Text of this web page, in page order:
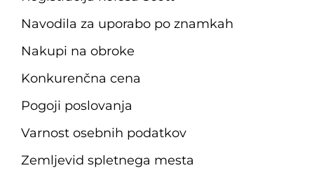
Navodila za uporabo po znamkah
Nakupi na obroke
Konkurenčna cena
Pogoji poslovanja
Varnost osebnih podatkov
Zemljevid spletnega mesta